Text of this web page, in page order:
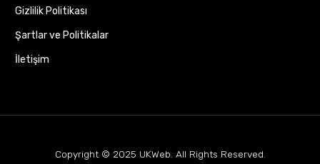
Gizlilik Politikası
Şartlar ve Politikalar
İletişim
Copyright © 2025 UKWeb . All Rights Reserved.